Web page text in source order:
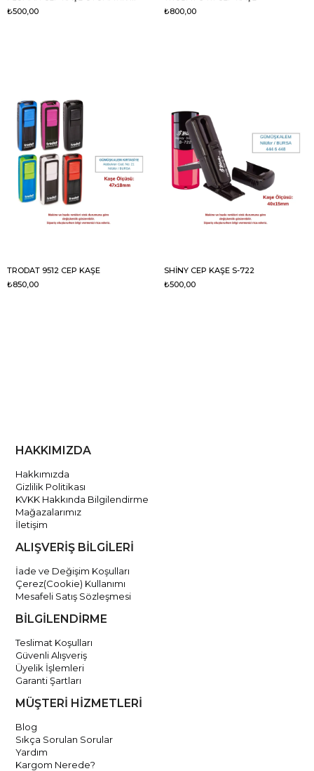
₺500,00
₺800,00
TRODAT 9512 CEP KAŞE
₺850,00
SHİNY CEP KAŞE S-722
₺500,00
HAKKIMIZDA
Hakkımızda
Gizlilik Politikası
KVKK Hakkında Bilgilendirme
Mağazalarımız
İletişim
ALIŞVERİŞ BİLGİLERİ
İade ve Değişim Koşulları
Çerez(Cookie) Kullanımı
Mesafeli Satış Sözleşmesi
BİLGİLENDİRME
Teslimat Koşulları
Güvenli Alışveriş
Üyelik İşlemleri
Garanti Şartları
MÜŞTERİ HİZMETLERİ
Blog
Sıkça Sorulan Sorular
Yardım
Kargom Nerede?